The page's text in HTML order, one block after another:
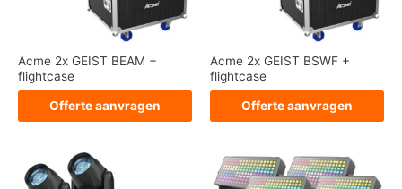
Acme 2x GEIST BEAM +
flightcase
Offerte aanvragen
Acme 2x GEIST BSWF +
flightcase
Offerte aanvragen